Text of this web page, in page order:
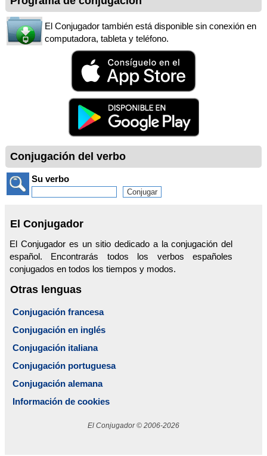
El Conjugador también está disponible sin conexión en
computadora, tableta y teléfono.
Conjugación del verbo
Su verbo
El Conjugador
El Conjugador es un sitio dedicado a la conjugación del
español. Encontrarás todos los verbos españoles
conjugados en todos los tiempos y modos.
Otras lenguas
Conjugación francesa
Conjugación en inglés
Conjugación italiana
Conjugación portuguesa
Conjugación alemana
Información de cookies
El Conjugador © 2006-2026